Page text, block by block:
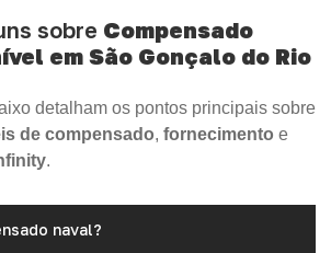
sobre Compensado
em São Gonçalo do Rio
detalham os pontos principais sobre
de compensado, fornecimento e
.
naval?